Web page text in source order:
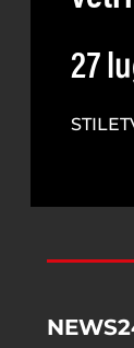
27